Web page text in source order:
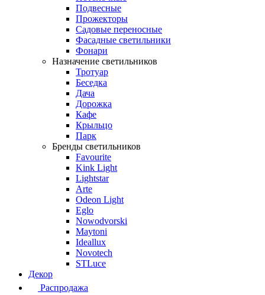
Подвесные
Прожекторы
Садовые переносные
Фасадные светильники
Фонари
Назначение светильников
Тротуар
Беседка
Дача
Дорожка
Кафе
Крыльцо
Парк
Бренды светильников
Favourite
Kink Light
Lightstar
Arte
Odeon Light
Eglo
Nowodvorski
Maytoni
Ideallux
Novotech
STLuce
Декор
Распродажа